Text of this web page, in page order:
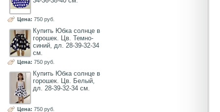
Цена: 750 руб.
Купить Юбка солнце в
горошек. Цв. Темно-
синий, дл. 28-39-32-34
см.
Цена: 750 руб.
Купить Юбка солнце в
горошек. Цв. Белый,
дл. 28-39-32-34 см.
Цена: 750 руб.